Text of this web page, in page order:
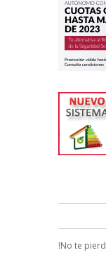
!No te